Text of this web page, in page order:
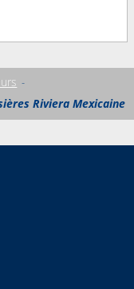
Riviera Mexicaine